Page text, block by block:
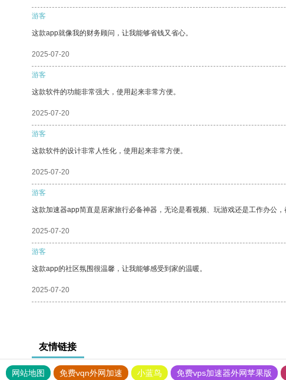
游客
这款app就像我的财务顾问，让我能够省钱又省心。
2025-07-20
游客
这款软件的功能非常强大，使用起来非常方便。
2025-07-20
游客
这款软件的设计非常人性化，使用起来非常方便。
2025-07-20
游客
这款加速器app简直是居家旅行必备神器，无论是看视频、玩游戏还是工作办公
2025-07-20
游客
这款app的社区氛围很温馨，让我能够感受到家的温暖。
2025-07-20
友情链接
网站地图 免费vqn外网加速 小蓝鸟 免费vps加速器外网苹果版